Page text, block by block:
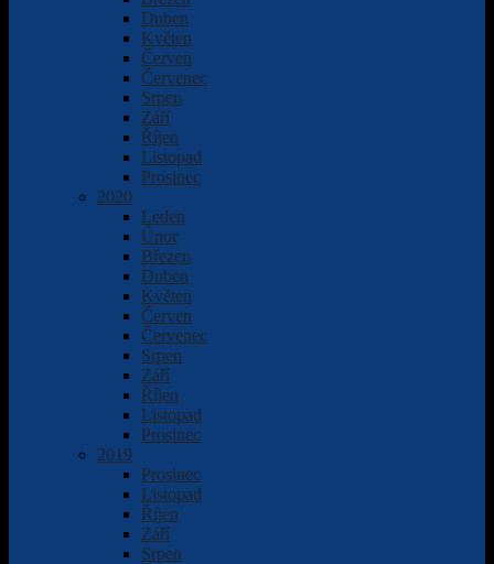
Duben
Květen
Červen
Červenec
Srpen
Září
Říjen
Listopad
Prosinec
2020
Leden
Únor
Březen
Duben
Květen
Červen
Červenec
Srpen
Září
Říjen
Listopad
Prosinec
2019
Prosinec
Listopad
Říjen
Září
Srpen